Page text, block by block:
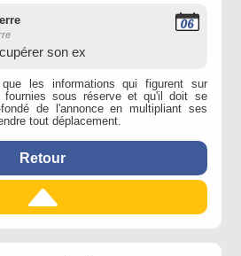
son ex
06
les informations qui figurent sur
sous réserve et qu'il doit se
de l'annonce en multipliant ses
tout déplacement.
Retour